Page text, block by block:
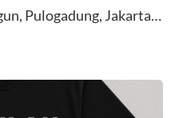
Pulogadung, Jakarta…